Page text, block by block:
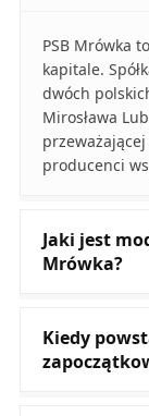
PSB Mrówka
kapitale.
dwóch
Mirosława
producenci
Jaki jest
Mrówka?
Kiedy